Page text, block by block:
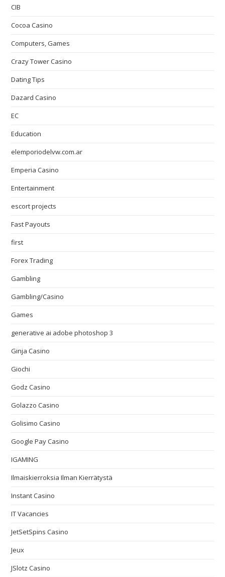
CIB
Cocoa Casino
Computers, Games
Crazy Tower Сasino
Dating Tips
Dazard Casino
EC
Education
elemporiodelvw.com.ar
Emperia Casino
Entertainment
escort projects
Fast Payouts
first
Forex Trading
Gambling
Gambling/Casino
Games
generative ai adobe photoshop 3
Ginja Casino
Giochi
Godz Casino
Golazzo Casino
Golisimo Casino
Google Pay Casino
IGAMING
Ilmaiskierroksia Ilman Kierrätystä
Instant Casino
IT Vacancies
JetSetSpins Casino
Jeux
JSlotz Casino